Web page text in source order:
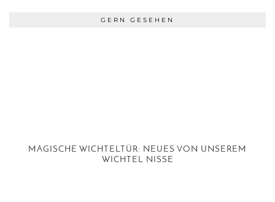
GERN GESEHEN
MAGISCHE WICHTELTÜR: NEUES VON UNSEREM
WICHTEL NISSE